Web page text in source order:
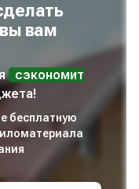
вам
сэкономит
бесплатную